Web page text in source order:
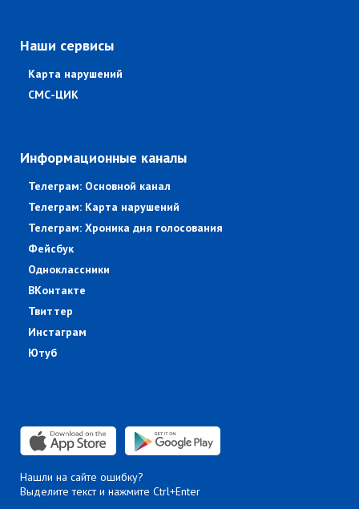
Наши сервисы
Карта нарушений
СМС-ЦИК
Информационные каналы
Телеграм: Основной канал
Телеграм: Карта нарушений
Телеграм: Хроника дня голосования
Фейсбук
Одноклассники
ВКонтакте
Твиттер
Инстаграм
Ютуб
Нашли на сайте ошибку?
Выделите текст и нажмите Ctrl+Enter